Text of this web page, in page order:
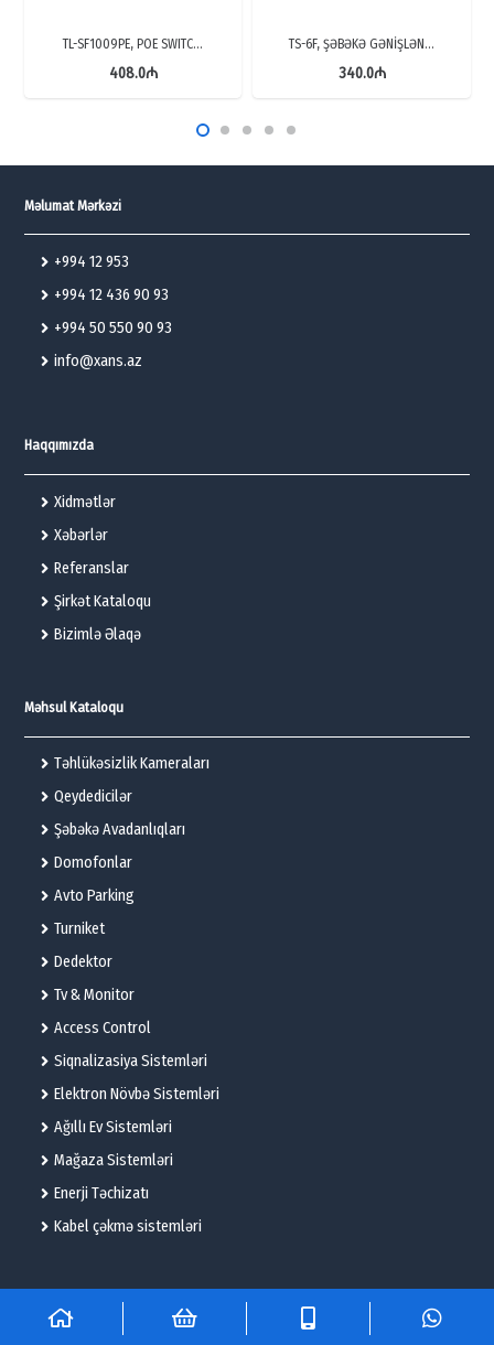
TL-SF1009PE, POE SWITC…
408.0₼
TS-6F, ŞƏBƏKƏ GƏNİŞLƏN…
340.0₼
Məlumat Mərkəzi
+994 12 953
+994 12 436 90 93
+994 50 550 90 93
info@xans.az
Haqqımızda
Xidmətlər
Xəbərlər
Referanslar
Şirkət Kataloqu
Bizimlə Əlaqə
Məhsul Kataloqu
Təhlükəsizlik Kameraları
Qeydedicilər
Şəbəkə Avadanlıqları
Domofonlar
Avto Parking
Turniket
Dedektor
Tv & Monitor
Access Control
Siqnalizasiya Sistemləri
Elektron Növbə Sistemləri
Ağıllı Ev Sistemləri
Mağaza Sistemləri
Enerji Təchizatı
Kabel çəkmə sistemləri
© 2025 – Flame Technologies